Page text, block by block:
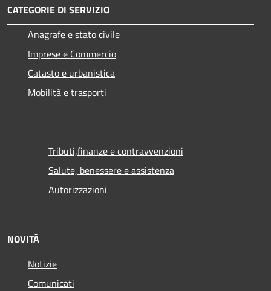
CATEGORIE DI SERVIZIO
Anagrafe e stato civile
Imprese e Commercio
Catasto e urbanistica
Mobilità e trasporti
Tributi,finanze e contravvenzioni
Salute, benessere e assistenza
Autorizzazioni
NOVITÀ
Notizie
Comunicati